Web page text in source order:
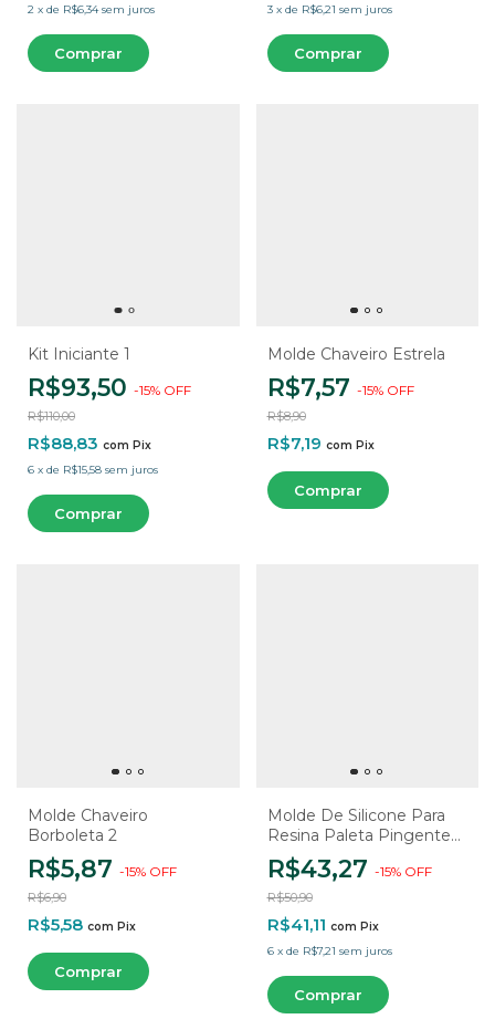
2 x de R$6,34 sem juros
3 x de R$6,21 sem juros
Kit Iniciante 1
R$93,50 -15% OFF
R$110,00
R$88,83 com Pix
6 x de R$15,58 sem juros
Molde Chaveiro Estrela
R$7,57 -15% OFF
R$8,90
R$7,19 com Pix
Molde Chaveiro
Borboleta 2
R$5,87 -15% OFF
R$6,90
R$5,58 com Pix
Molde De Silicone Para
Resina Paleta Pingentes
Diversos - 14 Cavidades
R$43,27 -15% OFF
R$50,90
R$41,11 com Pix
6 x de R$7,21 sem juros